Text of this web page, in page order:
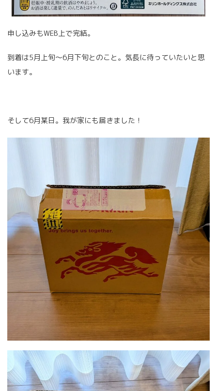
申し込みもWEB上で完結。
到着は5月上旬〜6月下旬とのこと。気長に待っていたいと思
います。
そして6月某日。我が家にも届きました！